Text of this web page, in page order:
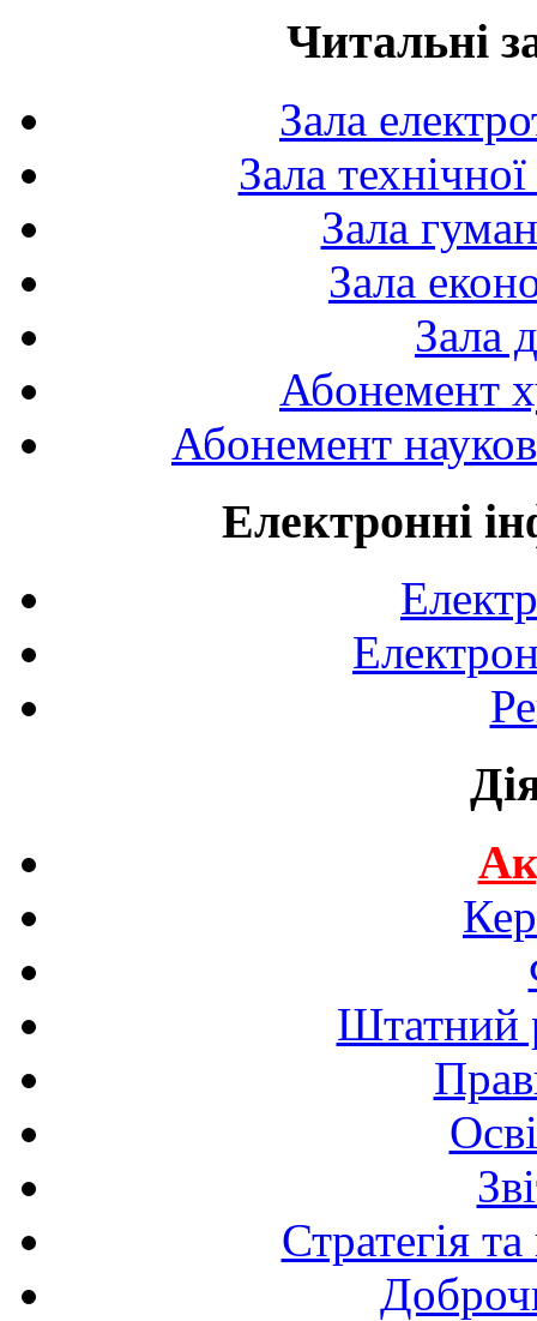
Читальні
Зала
Зала
Зала
Зала
Зала
Абонемент
Абонемент
Електронні
Штатний
Стратегія